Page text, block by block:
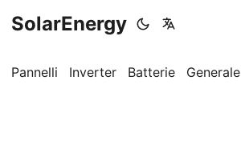
SolarEnergy
Pannelli Inverter Batterie Generale